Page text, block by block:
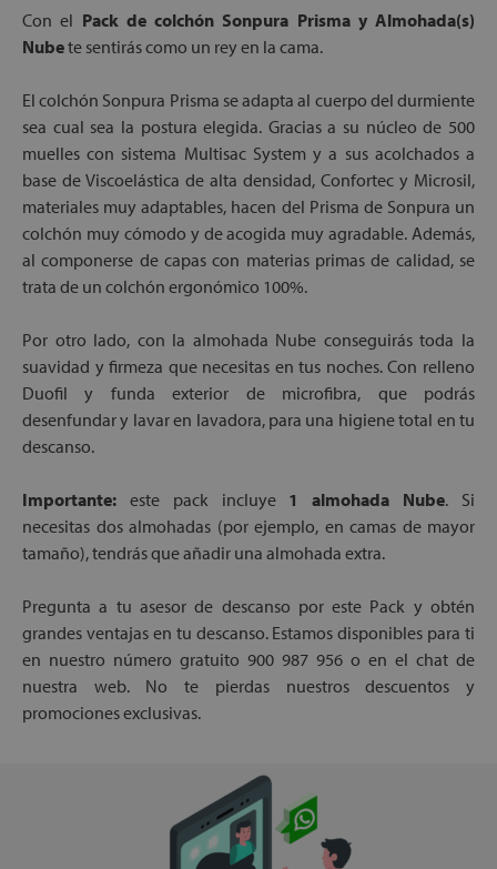
Con el Pack de colchón Sonpura Prisma y Almohada(s)
Nubete sentirás como un rey en la cama.
El colchón Sonpura Prisma se adapta al cuerpo del durmiente
sea cual sea la postura elegida. Gracias a su núcleo de 500
muelles con sistema Multisac System y a sus acolchados a
base de Viscoelástica de alta densidad, Confortec y Microsil,
materiales muy adaptables, hacen del Prisma de Sonpura un
colchón muy cómodo y de acogida muy agradable. Además,
al componerse de capas con materias primas de calidad, se
trata de un colchón ergonómico 100%.
Por otro lado, con la almohada Nube conseguirás toda la
suavidad y firmeza que necesitas en tus noches. Con relleno
Duofil y funda exterior de microfibra, que podrás
desenfundar y lavar en lavadora, para una higiene total en tu
descanso.
Importante: este pack incluye 1 almohada Nube. Si
necesitas dos almohadas (por ejemplo, en camas de mayor
tamaño), tendrás que añadir una almohada extra.
Pregunta a tu asesor de descanso por este Pack y obtén
grandes ventajas en tu descanso. Estamos disponibles para ti
en nuestro número gratuito 900 987 956 o en el chat de
nuestra web. No te pierdas nuestros descuentos y
promociones exclusivas.